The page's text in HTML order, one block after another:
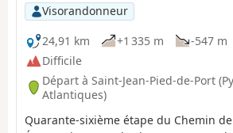
Visorandonneur
24,91 km
+1 335 m -547 m
Difficile
Départ à Saint-Jean-Pied-de-Port
Atlantiques)
Quarante-sixième étape du Chemin